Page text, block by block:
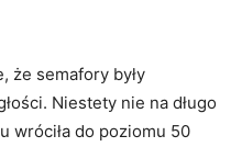
że semafory były
Niestety nie na długo
wróciła do poziomu 50